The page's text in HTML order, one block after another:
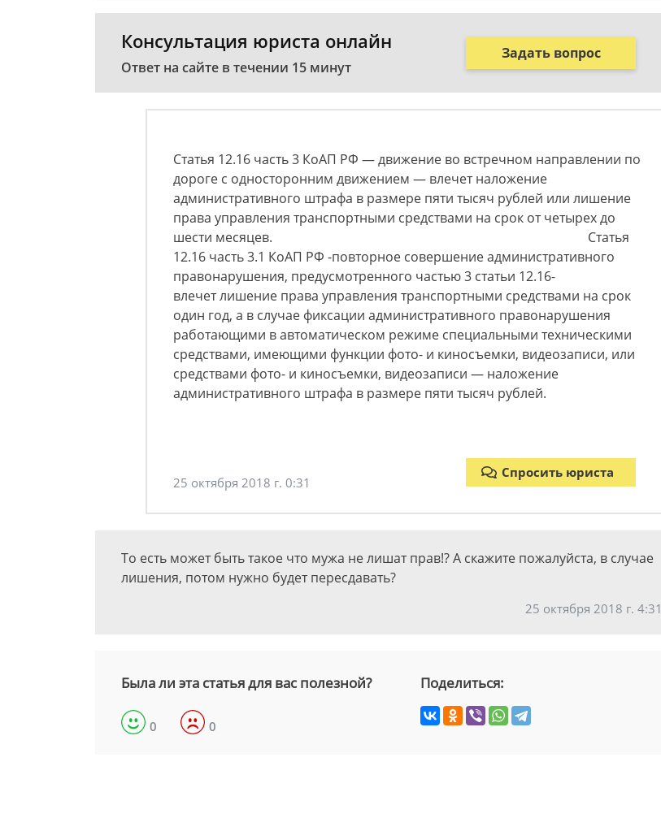
Консультация юриста онлайн
Ответ на сайте в течении 15 минут
Задать вопрос
Статья 12.16 часть 3 КоАП РФ — движение во встречном направлении по
дороге с односторонним движением — влечет наложение
административного штрафа в размере пяти тысяч рублей или лишение
права управления транспортными средствами на срок от четырех до
шести месяцев. Статья
12.16 часть 3.1 КоАП РФ -повторное совершение административного
правонарушения, предусмотренного частью 3 статьи 12.16-
влечет лишение права управления транспортными средствами на срок
один год, а в случае фиксации административного правонарушения
работающими в автоматическом режиме специальными техническими
средствами, имеющими функции фото- и киносъемки, видеозаписи, или
средствами фото- и киносъемки, видеозаписи — наложение
административного штрафа в размере пяти тысяч рублей.
25 октября 2018 г. 0:31
Спросить юриста
То есть может быть такое что мужа не лишат прав!? А скажите пожалуйста, в случае
лишения, потом нужно будет пересдавать?
25 октября 2018 г. 4:31
Была ли эта статья для вас полезной?
0 0
Поделиться: